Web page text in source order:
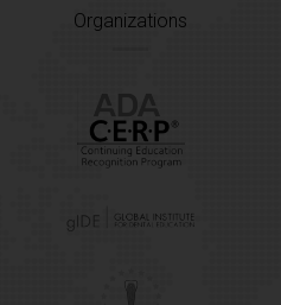
Organizations